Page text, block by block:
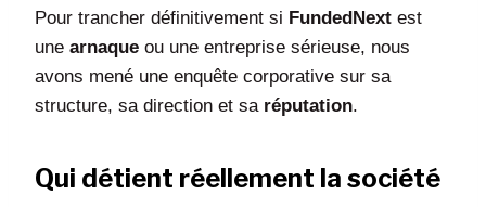
Pour trancher définitivement si FundedNext est
une arnaque ou une entreprise sérieuse, nous
avons mené une enquête corporative sur sa
structure, sa direction et sa réputation.
Qui détient réellement la société